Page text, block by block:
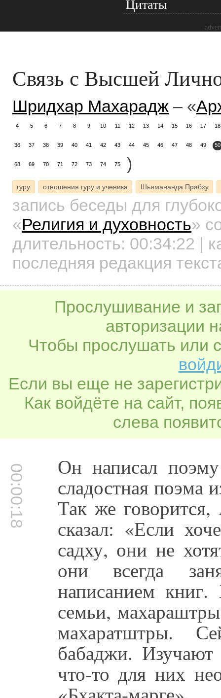
Цитаты
Связь с Высшей
Шридхар Махарадж – «
4 5 6 7 8 9 10 11 12 13 14 15 16 17 18
36 37 38 39 40 41 42 43 44 45 46 47 48 49 50
68 69 70 71 72 73 74 75 )
гуру отношения гуру и ученика Шьямананда Прабху
запись беседы для
«Религия и духовность»
длительность: 00:34:22 |
последняя редакция
Прослушивание и
авторизации
Чтобы прослушать или
Если вы еще не
Как войдёте на сайт,
слева
00:00:18 Он написал
сладостная поэма
Так же
сказал: «Если
садху, они не
они всегда
написанием книг.
семьи,
махаратштры.
бабаджи.
что-то для них